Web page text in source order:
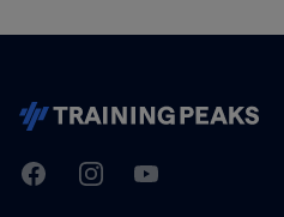
TrainingPeaks
FacebookInstagramYoutube